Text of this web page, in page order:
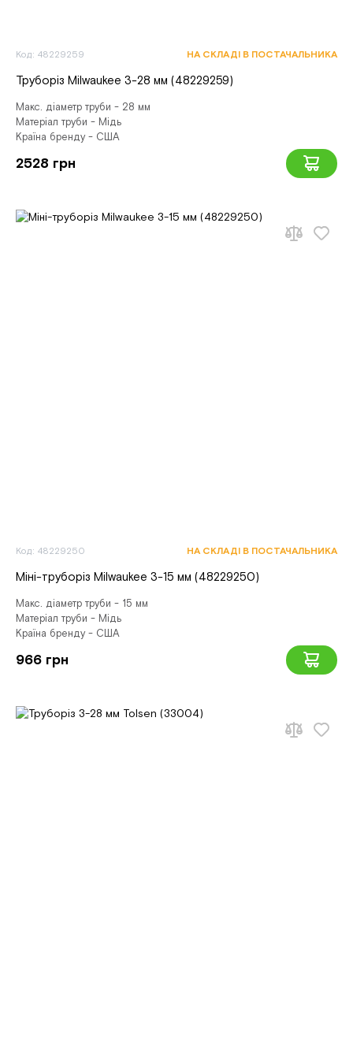
Код: 48229259 НА СКЛАДІ В ПОСТАЧАЛЬНИКА
Труборіз Milwaukee 3-28 мм (48229259)
Макс. діаметр труби - 28 мм
Матеріал труби - Мідь
Країна бренду - США
2528 грн
Код: 48229250 НА СКЛАДІ В ПОСТАЧАЛЬНИКА
Міні-труборіз Milwaukee 3-15 мм (48229250)
Макс. діаметр труби - 15 мм
Матеріал труби - Мідь
Країна бренду - США
966 грн